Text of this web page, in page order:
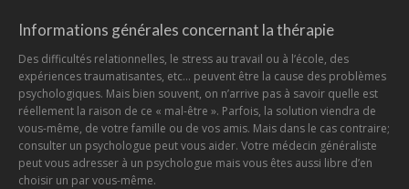
Informations générales concernant la thérapie
Des difficultés relationnelles, le stress au travail ou à l’école, des
expériences traumatisantes, etc… peuvent être la cause des problèmes
psychologiques. Mais bien souvent, on n’arrive pas à savoir quelle est
réellement la raison de ce « mal-être ». Parfois, la solution viendra de
vous-même, de votre famille ou de vos amis. Mais dans le cas contraire;
consulter un psychologue peut vous aider. Votre médecin généraliste
peut vous adresser à un psychologue mais vous êtes aussi libre d’en
choisir un par vous-même.